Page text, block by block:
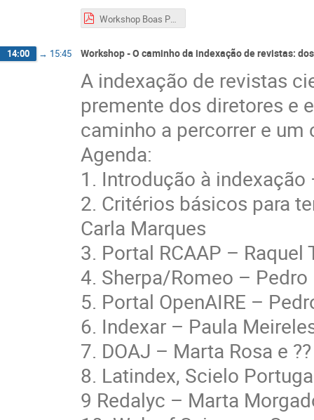
Workshop Boas Práticas e Inovações na Publicação Científica linhas prioritárias de ação rumo à Ciência Aberta.pdf
14:00 → 15:45 Workshop - O caminho da indexação de revistas:
A indexação de revistas
premente dos diretores e
caminho a percorrer e
Agenda:
1. Introdução à indexação
2. Critérios básicos para
Carla Marques
3. Portal RCAAP – Raquel
4. Sherpa/Romeo –
5. Portal OpenAIRE –
6. Indexar – Paula
7. DOAJ – Marta Rosa e
8. Latindex, Scielo
9 Redalyc – Marta